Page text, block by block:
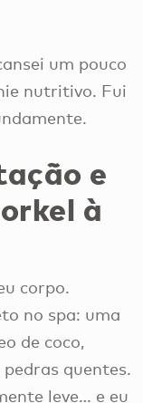
um pouco
nutritivo. Fui
e
à
corpo.
no spa: uma
de coco,
quentes.
leve… e eu